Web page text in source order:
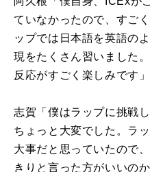
ていなかったので、すご
ップでは日本語を英語の
現をたくさん習いました
反応がすごく楽しみです」
志賀「僕はラップに挑戦
ちょっと大変でした。ラ
大事だと思っていたので
きりと言った方がいいの